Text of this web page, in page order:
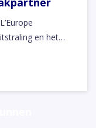
en het…